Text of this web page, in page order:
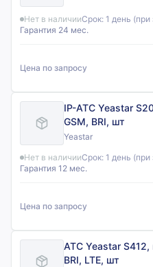
Нет в наличииСрок: 1 день
Гарантия 24 мес.
Цена по запросу
IP-АТС Yeastar
GSM, BRI, шт
Yeastar
Нет в наличииСрок: 1 день
Гарантия 12 мес.
Цена по запросу
АТС Yeastar S412,
BRI, LTE, шт